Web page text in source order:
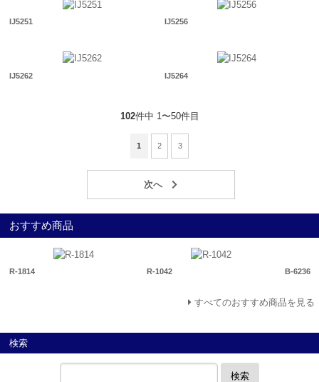
IJ5251 IJ5256
IJ5262 IJ5264
102件中 1〜50件目
1 2 3
おすすめ商品
R-1814 R-1042 B-6236
すべてのおすすめ商品を見る
検索
検索